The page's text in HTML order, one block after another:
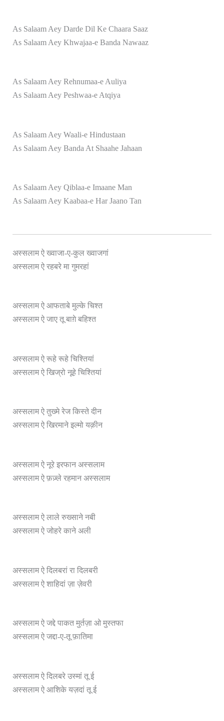
As Salaam Aey Darde Dil Ke Chaara Saaz
As Salaam Aey Khwajaa-e Banda Nawaaz
As Salaam Aey Rehnumaa-e Auliya
As Salaam Aey Peshwaa-e Atqiya
As Salaam Aey Waali-e Hindustaan
As Salaam Aey Banda At Shaahe Jahaan
As Salaam Aey Qiblaa-e Imaane Man
As Salaam Aey Kaabaa-e Har Jaano Tan
अस्सलाम ऐ ख्वाजा-ए-कुल ख्वाजगां
अस्सलाम ऐ रहबरे मा गुमरहां
अस्सलाम ऐ आफताबे मुल्के चिश्त
अस्सलाम ऐ जाए तू बाग़े बहिश्त
अस्सलाम ऐ रूहे रूहे चिश्तियां
अस्सलाम ऐ खिज्रो नूहे चिश्तियां
अस्सलाम ऐ तुख्मे रेज किस्ते दीन
अस्सलाम ऐ खिरमाने इल्मो यक़ीन
अस्सलाम ऐ नूरे इरफान अस्सलाम
अस्सलाम ऐ फ़ज़्ले रहमान अस्सलाम
अस्सलाम ऐ लाले रुख्साने नबी
अस्सलाम ऐ जोहरे काने अली
अस्सलाम ऐ दिलबरां रा दिलबरी
अस्सलाम ऐ शाहिदां ज़ा ज़ेवरी
अस्सलाम ऐ जद्दे पाकत मुर्तज़ा ओ मुस्तफा
अस्सलाम ऐ जद्दा-ए-तू फ़ातिमा
अस्सलाम ऐ दिलबरे उस्मां तू ई
अस्सलाम ऐ आशिके यज़दां तू ई